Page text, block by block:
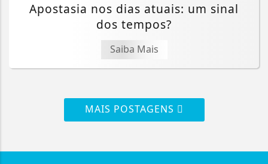
Apostasia nos dias atuais: um sinal
dos tempos?
Saiba Mais
MAIS POSTAGENS